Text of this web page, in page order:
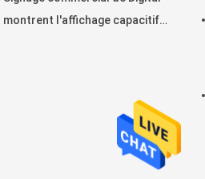
montrent l'affichage capacitif